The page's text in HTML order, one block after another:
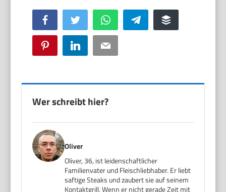
Facebook Twitter WhatsApp Telegram Buffer
Pinterest LinkedIn Email
Wer schreibt hier?
Oliver
Oliver, 36, ist leidenschaftlicher
Familienvater und Fleischliebhaber. Er liebt
saftige Steaks und zaubert sie auf seinem
Kontaktgrill. Wenn er nicht gerade Zeit mit